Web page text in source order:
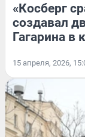
«Косберг
создавал
Гагарина в
15 апреля, 2026,